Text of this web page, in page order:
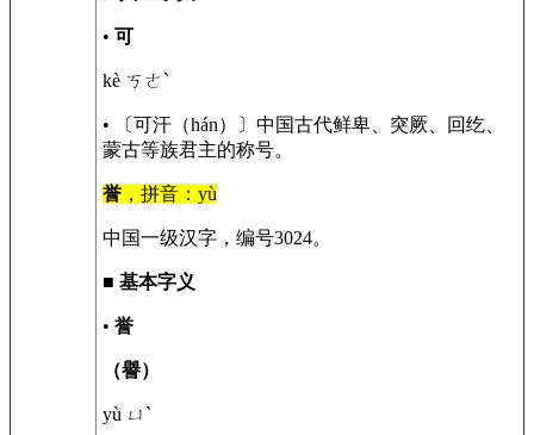
• 可
kè ㄎㄜˋ
• 〔可汗（hán）〕中国古代鲜卑、突厥、回纥、
蒙古等族君主的称号。
誉 ，拼音：yù
中国一级汉字，编号3024。
■ 基本字义
• 誉
（譽）
yù ㄩˋ